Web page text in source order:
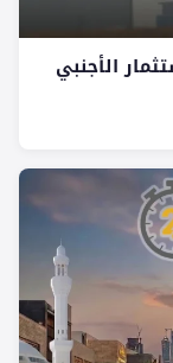
الأجنبي